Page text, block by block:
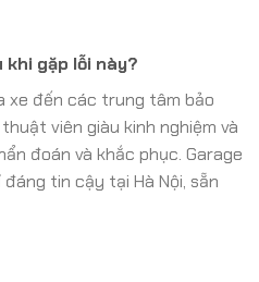
gặp lỗi này?
xe đến các trung tâm bảo
viên giàu kinh nghiệm và
đoán và khắc phục. Garage
tin cậy tại Hà Nội, sẵn